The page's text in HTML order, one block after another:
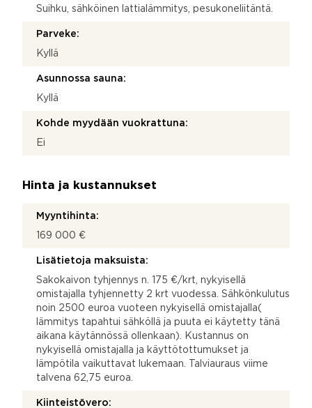
Suihku, sähköinen lattialämmitys, pesukoneliitäntä.
Parveke:
Kyllä
Asunnossa sauna:
Kyllä
Kohde myydään vuokrattuna:
Ei
Hinta ja kustannukset
Myyntihinta:
169 000 €
Lisätietoja maksuista:
Sakokaivon tyhjennys n. 175 €/krt, nykyisellä
omistajalla tyhjennetty 2 krt vuodessa. Sähkönkulutus
noin 2500 euroa vuoteen nykyisellä omistajalla(
lämmitys tapahtui sähköllä ja puuta ei käytetty tänä
aikana käytännössä ollenkaan). Kustannus on
nykyisellä omistajalla ja käyttötottumukset ja
lämpötila vaikuttavat lukemaan. Talviauraus viime
talvena 62,75 euroa.
Kiinteistövero: